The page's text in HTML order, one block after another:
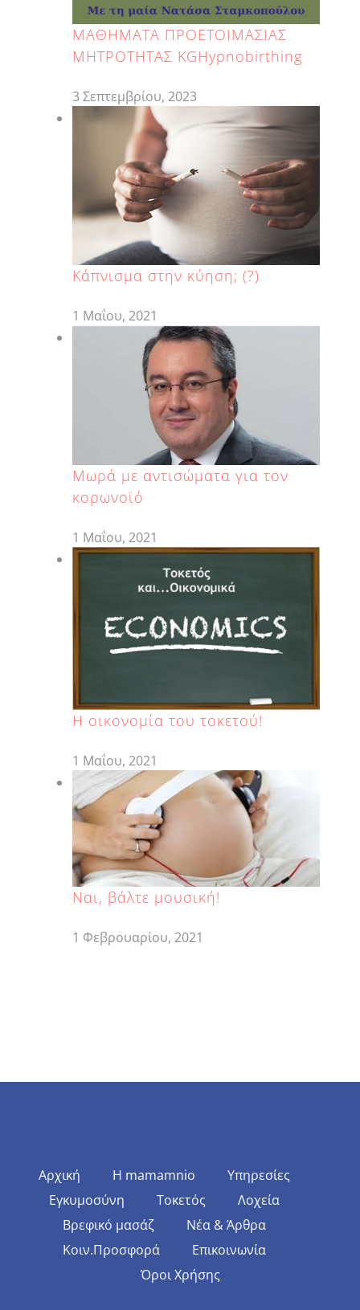
ΜΑΘΗΜΑΤΑ ΠΡΟΕΤΟΙΜΑΣΙΑΣ
ΜΗΤΡΟΤΗΤΑΣ KGHypnobirthing
3 Σεπτεμβρίου, 2023
Κάπνισμα στην κύηση; (?)
1 Μαΐου, 2021
Μωρά με αντισώματα για τον
κορωνοϊό
1 Μαΐου, 2021
H οικονομία του τοκετού!
1 Μαΐου, 2021
Ναι, βάλτε μουσική!
1 Φεβρουαρίου, 2021
Αρχική Η mamamnio
Υπηρεσίες
Εγκυμοσύνη
Τοκετός
Λοχεία
Βρεφικό μασάζ
Νέα & Άρθρα
Κοιν.Προσφορά
Επικοινωνία
Όροι Χρήσης